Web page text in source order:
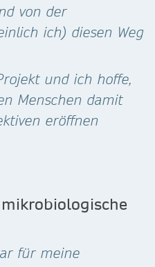
von der
ich) diesen Weg
und ich hoffe,
Menschen damit
eröffnen
für meine